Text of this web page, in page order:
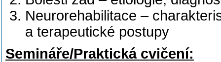
Neurorehabilitace –
a terapeutické postupy
Semináře/Praktická cvičení: